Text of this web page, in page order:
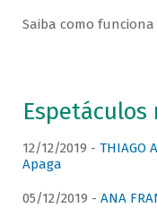
Saiba como funciona
Espetáculos
12/12/2019 - THIAGO
Apaga
05/12/2019 - ANA